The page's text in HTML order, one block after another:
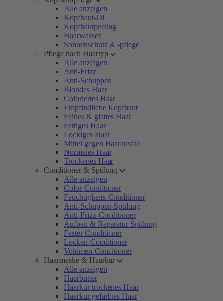
Alle anzeigen
Kopfhaut-Öl
Kopfhautpeeling
Haarwasser
Sonnenschutz & -pflege
Pflege nach Haartyp
Alle anzeigen
Anti-Frizz
Anti-Schuppen
Blondes Haar
Coloriertes Haar
Empfindliche Kopfhaut
Feines & glattes Haar
Fettiges Haar
Lockiges Haar
Mittel gegen Haarausfall
Normales Haar
Trockenes Haar
Conditioner & Spülung
Alle anzeigen
Color-Conditioner
Feuchtigkeits-Conditioner
Anti-Schuppen-Spülung
Anti-Frizz-Conditioner
Aufbau & Reparatur Spülung
Fester Conditioner
Locken-Conditioner
Volumen-Conditioner
Haarmaske & Haarkur
Alle anzeigen
Haarbutter
Haarkur trockenes Haar
Haarkur gefärbtes Haar